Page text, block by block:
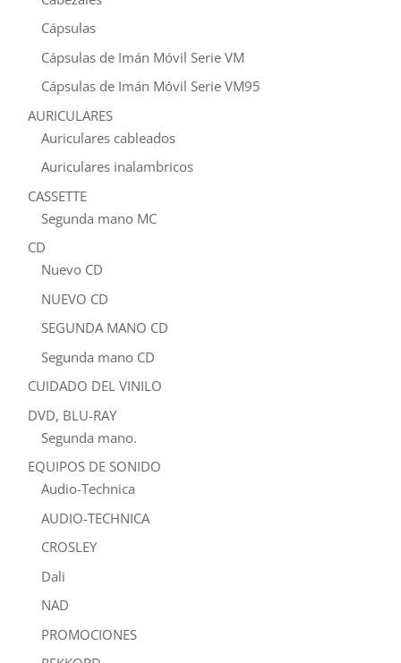
Cápsulas
Cápsulas de Imán Móvil Serie VM
Cápsulas de Imán Móvil Serie VM95
AURICULARES
Auriculares cableados
Auriculares inalambricos
CASSETTE
Segunda mano MC
CD
Nuevo CD
NUEVO CD
SEGUNDA MANO CD
Segunda mano CD
CUIDADO DEL VINILO
DVD, BLU-RAY
Segunda mano.
EQUIPOS DE SONIDO
Audio-Technica
AUDIO-TECHNICA
CROSLEY
Dali
NAD
PROMOCIONES